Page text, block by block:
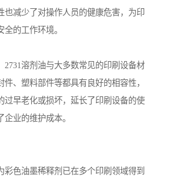
也减少了对操作人员的健康危害，为印
的工作环境。
2731溶剂油与大多数常见的印刷设备材
件、塑料部件等都具有良好的相容性，
过早老化或损坏，延长了印刷设备的使
企业的维护成本。
彩色油墨稀释剂已在多个印刷领域得到